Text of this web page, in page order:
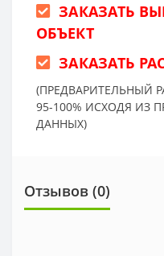
ЗАКАЗАТЬ
ОБЪЕКТ
ЗАКАЗАТЬ
(ПРЕДВАРИТЕЛЬНЫЙ
95-100% ИСХОДЯ ИЗ
ДАННЫХ)
Отзывов (0)